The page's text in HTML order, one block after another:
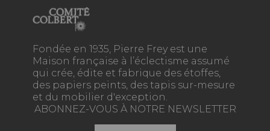
Fondée en 1935, Pierre Frey est une
Maison française à l’éclectisme assumé
qui crée, édite et fabrique des étoffes,
des papiers peints, des tapis sur-mesure
et du mobilier d'exception.
ABONNEZ-VOUS À NOTRE NEWSLETTER